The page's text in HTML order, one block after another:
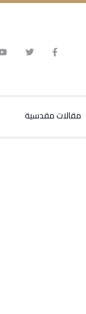
مقالات مقدسية